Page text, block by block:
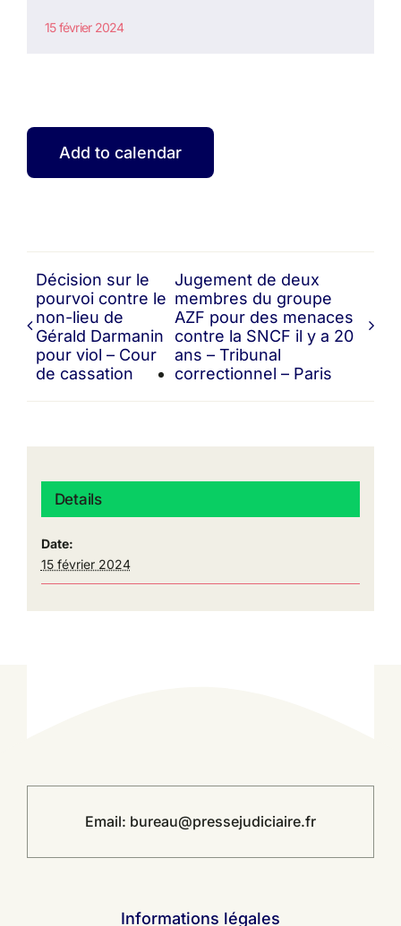
15 février 2024
Add to calendar
Décision sur le
pourvoi contre le
non-lieu de
Gérald Darmanin
pour viol – Cour
de cassation
Jugement de deux
membres du groupe
AZF pour des menaces
contre la SNCF il y a 20
ans – Tribunal
correctionnel – Paris
Details
Date:
15 février 2024
Email: bureau@pressejudiciaire.fr
Informations légales